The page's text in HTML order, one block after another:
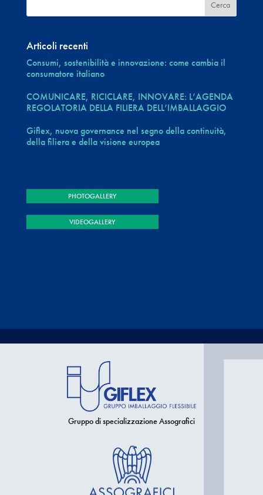
Articoli recenti
Consumi, sostenibilità e innovazione: come cambia il
consumatore italiano
COMUNICARE, RICICLARE, INNOVARE: L’AGENDA
REGOLATORIA DELLA FILIERA DELL’IMBALLAGGIO
Giflex, nuova governance nel segno della continuità,
della filiera e della visione europea
PHOTOGALLERY
VIDEOGALLERY
Gruppo di specializzazione Assografici